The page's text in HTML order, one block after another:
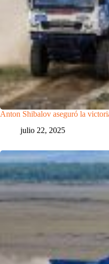
Anton Shibalov aseguró la
julio 22, 2025